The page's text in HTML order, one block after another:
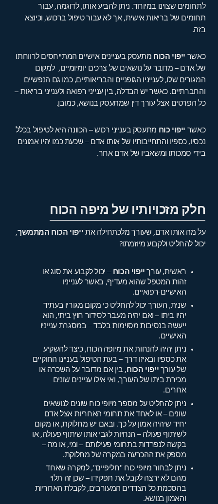
לתחומים שצוינו במיוחד. ניתן להביע אותו, לדוגמה, עבור
תחומים של בריאות אישית, אך לא עבור טיפול ברכוש, וכיוצא
בזה.
כאשר ייפוי הכוח מתעסק בעניינים אישיים המתייחסים לרווחתו
של אדם – מדובר על נושאים של צרכים יומיומיים, למקום
המגורים שלו, לענייניו הגופניים והבריאותיים, כמו גם הנפשיים
והחברתיים. כאשר יש הבדלה, בין ענייני רפואה ולענייני בריאות –
כל הפרטים אצל עורך דין שמתעסק בנושא, כמובן.
כאשר ייפוי כוח מתעסק בענייני רכוש – הכוונה היא לטיפול בכלל
נכסיו, כספיו והתחייבותיו של אותו אדם – שכעת כמו יהיו אמונים
בידי סמכותו ומשאביו של אדם אחר.
חלק מזכויותיו של מיפה הכוח
על מה אותו אדם, שעורך מלכתחילה את ייפוי הכוח המתמשך,
יכול להחליט ולקבוע מיוזמתו?
ראשית, עורך ייפוי הכוח – יכול לקבוע את סוג או
זהות המטפל שהוא מעדיף, באשר לענייניו
האישיים-רפואיים.
שנית, העורך יכול להחליט כי מקום מגוריו בעתיד
יהיו ביתו – ואם יהיה מעבר לסידור חוץ ביתי, הוא
ייעשה בנסיבות מסוימות בלבד – במסגרת ענייניו
האישיים.
ניתן יהיה להנחות את מיופה הכוח, כיצד להשקיע
את כספיו ובאיזו דרך – בעת הטיפול בעניינו החוקיים
של עורך ייפוי הכוח, בין אם מדובר על השכרה או
מכירת ביתו של העורך, ואי אילו עניינים שונים
אחרים.
ניתן להחליט על מספר מיופי כוח שונים לנושאים
שונים – או לאחד את תחומי האחריות אצל אדם
יחיד שיהיה אמון על כך. ובאם יש מחלוקת, או מקום
לשיתוף פעולה – הנחיות לגבי אותו שיתוף פעולה, או
בקשה לנפרדות בתחומי פעילותם – ומי, או מה –
מספק את ההכרעה במקרה של מחלוקת.
ניתן לבחור מיופי כוח "חליפיים", למקרה שאחד
מהם לא ירצה לקבל את תפקידו – שכן זה תלוי
בהסכמת כל הצדדים המעורבים, לקבלת האחריות
והאמון בנושא.